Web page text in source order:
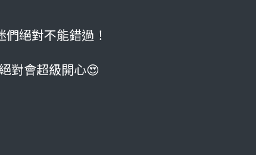
絕對不能錯過！
對會超級開心😍